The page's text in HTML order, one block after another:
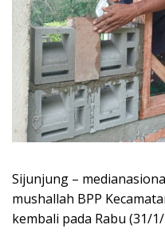
Sijunjung –
mushallah BPP
kembali pada Rabu (31/